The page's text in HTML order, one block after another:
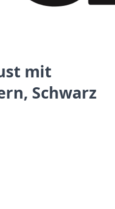
mit
Schwarz